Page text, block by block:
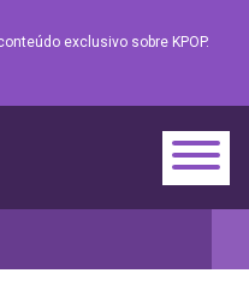
exclusivo sobre KPOP.